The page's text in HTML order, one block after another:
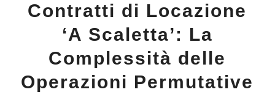
Contratti di Locazione
‘A Scaletta’: La
Complessità delle
Operazioni Permutative